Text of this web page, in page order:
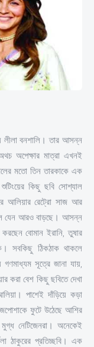
লীলা বনশালি। তার আসন্ন
অপেক্ষার মাত্রা এখনই
মতো তিন তারকাকে এক
কিছু ছবি সোশ্যাল
আলিয়ার রেট্রো সাজ আর
যেন আরও বাড়ছে। আসন্ন
বোমান ইরানি, তুষার
সবকিছু ঠিকঠাক থাকলে
সূত্রে জানা যায়,
করা বেশ কিছু ছবিতে দেখা
পাশেই দাঁড়িয়ে কড়া
ফুটে উঠেছে আশির
নেটিজেনরা। অনেকেই
ঠাকুরের প্রতিচ্ছবি। এক